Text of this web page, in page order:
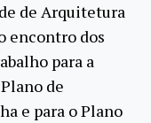
de Arquitetura
encontro dos
para a
de
e para o Plano